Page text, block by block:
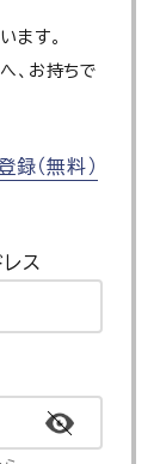
ます。
、お持ちで
録（無料）
ス